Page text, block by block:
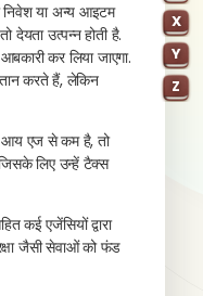
X
Y
Z
या अन्य आइटम
देयता उत्पन्न होती है.
कर लिया जाएगा.
करते हैं, लेकिन
आय एज से कम है, तो
जिसके लिए उन्हें टैक्स
कई एजेंसियों द्वारा
जैसी सेवाओं को फंड